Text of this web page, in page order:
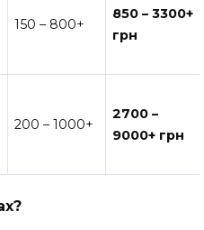
150 – 800+
850 – 3300+
грн
200 – 1000+
2700 –
9000+ грн